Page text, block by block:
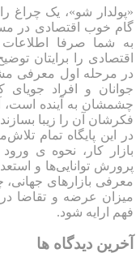
«پولدار شو»، یک
گام خوب اقتصادی در
به شما صرفا اطلاعات
اقتصادی را برایتان
در مرحله اول معرفی
جوانان و افراد
چشمشان به آینده است،
فکرشان آن را زیبا
در این پایگاه تمام
بازار کار، نحوه ی
پرورش توانایی‌ها و
معرفی بازارهای جهانی،
میزان عرضه و تقاضا
فهم ارایه شود.
آخرین دیدگاه ها